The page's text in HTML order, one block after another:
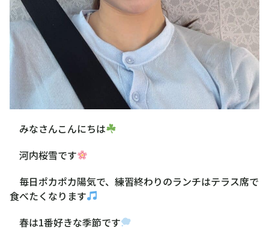
みなさんこんにちは
河内桜雪です
毎日ポカポカ陽気で、練習終わりのランチはテラス席で
食べたくなります
春は1番好きな季節です